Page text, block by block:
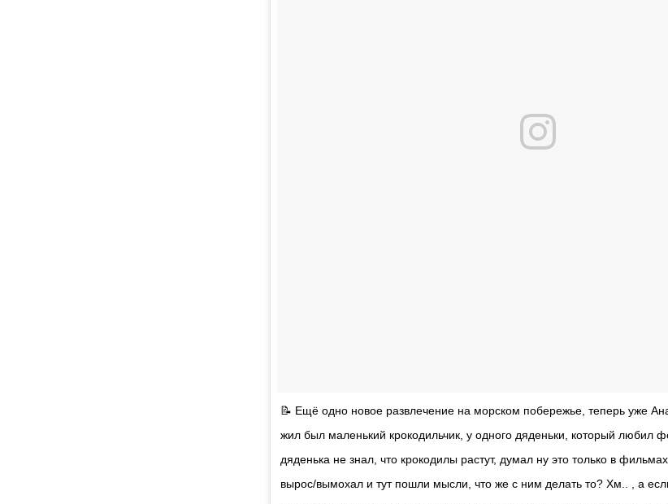
📝 Ещё одно новое развлечение на морском побережье, теперь уже
жил был маленький крокодильчик, у одного дяденьки, который любил
дяденька не знал, что крокодилы растут, думал ну это только в
вырос/вымохал и тут пошли мысли, что же с ним делать то? Хм.. , а